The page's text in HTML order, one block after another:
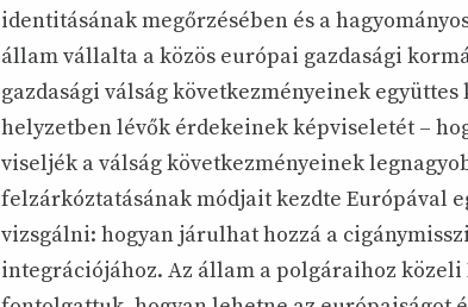
identitásának megőrzésében és a
állam vállalta a közös európai gazdasági
gazdasági válság következményeinek
helyzetben lévők érdekeinek képviseletét –
viseljék a válság következményeinek
felzárkóztatásának módjait kezdte Európával
vizsgálni: hogyan járulhat hozzá a
integrációjához. Az állam a polgáraihoz